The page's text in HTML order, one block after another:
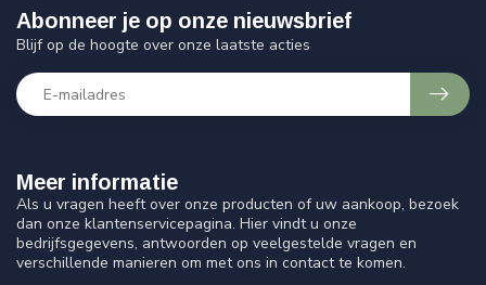
Meer informatie
Als u vragen heeft over onze producten of uw aankoop, bezoek
dan onze klantenservicepagina. Hier vindt u onze
bedrijfsgegevens, antwoorden op veelgestelde vragen en
verschillende manieren om met ons in contact te komen.
Abonneer je op onze nieuwsbrief
Blijf op de hoogte over onze laatste acties